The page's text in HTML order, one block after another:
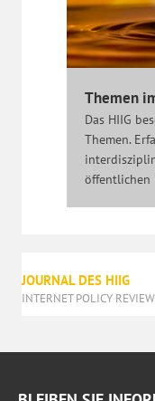
Themen
Das HIIG
Themen.
öffentlichen
JOURNAL DES HIIG
INTERNET POLICY REVIEW